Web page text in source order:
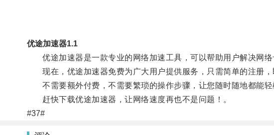
优途加速器1.1
优途加速器是一款专业的网络加速工具，可以帮助用户解决网络
现在，优途加速器免费为广大用户提供服务，只需简单的注册，
不需要额外付费，不需要繁琐的操作步骤，让您随时随地都能轻
赶快下载优途加速器，让网络速度再也不是问题！。
#37#